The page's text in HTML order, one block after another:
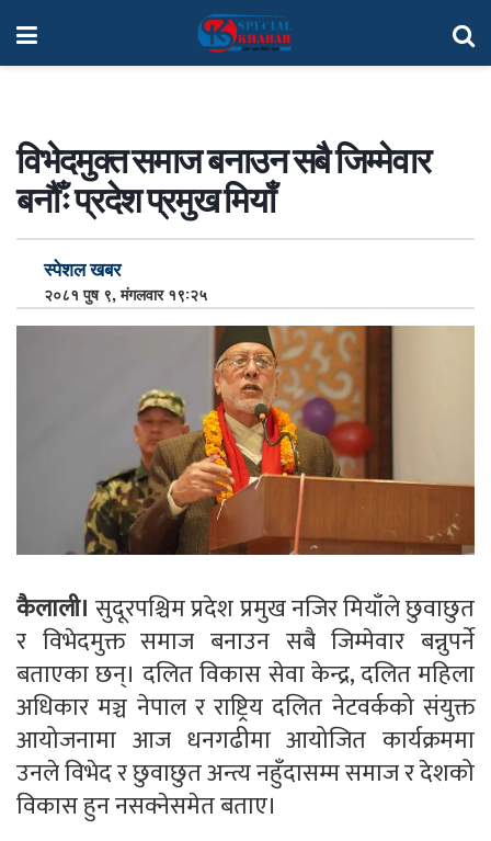
विभेदमुक्त समाज बनाउन सबै जिम्मेवार
बनौँः प्रदेश प्रमुख मियाँ
स्पेशल खबर
२०८१ पुष ९, मंगलवार १९:२५
कैलाली। सुदूरपश्चिम प्रदेश प्रमुख नजिर मियाँले छुवाछुत
र विभेदमुक्त समाज बनाउन सबै जिम्मेवार बन्नुपर्ने
बताएका छन्। दलित विकास सेवा केन्द्र, दलित महिला
अधिकार मञ्च नेपाल र राष्ट्रिय दलित नेटवर्कको संयुक्त
आयोजनामा आज धनगढीमा आयोजित कार्यक्रममा
उनले विभेद र छुवाछुत अन्त्य नहुँदासम्म समाज र देशको
विकास हुन नसक्नेसमेत बताए।